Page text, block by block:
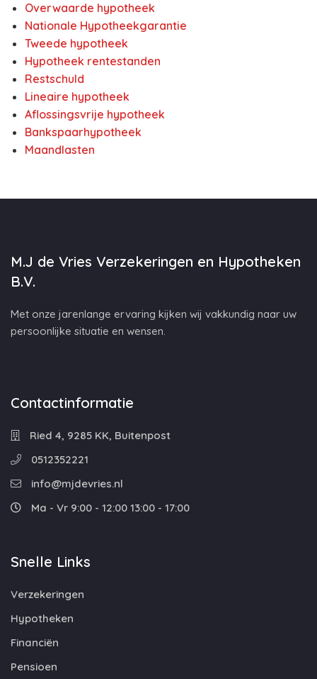
Overwaarde hypotheek
Nationale Hypotheekgarantie
Tweede hypotheek
Hypotheek rentestanden
Restschuld
Lineaire hypotheek
Aflossingsvrije hypotheek
Bankspaarhypotheek
Maandlasten
M.J de Vries Verzekeringen en Hypotheken
B.V.
Met onze jarenlange ervaring kijken wij vakkundig naar uw
persoonlijke situatie en wensen.
Contactinformatie
Ried 4, 9285 KK, Buitenpost
0512352221
info@mjdevries.nl
Ma - Vr 9:00 - 12:00 13:00 - 17:00
Snelle Links
Verzekeringen
Hypotheken
Financiën
Pensioen